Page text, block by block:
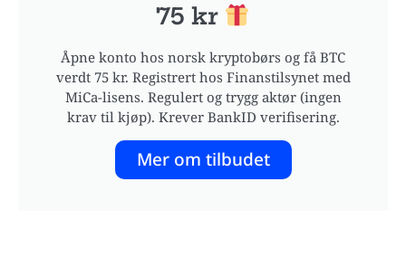
75 kr
Åpne konto hos norsk kryptobørs og få BTC
verdt 75 kr. Registrert hos Finanstilsynet med
MiCa-lisens. Regulert og trygg aktør (ingen
krav til kjøp). Krever BankID verifisering.
Mer om tilbudet